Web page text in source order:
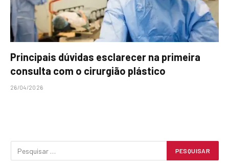
Principais dúvidas esclarecer na primeira
consulta com o cirurgião plástico
26/04/2026